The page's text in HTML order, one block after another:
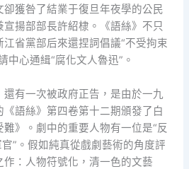
獲咎了結業于復旦年夜學的公民
揚部部長許紹棣。《語絲》不只
省黨部后來還捏詞倡議“不受拘束
中心通緝“腐化文人魯迅”。
有一次被政府正告，是由於一九
語絲》第四卷第十二期頒發了白
》。劇中的重要人物有一位是“反
”。假如純真從戲劇藝術的角度評
：人物符號化，清一色的文藝